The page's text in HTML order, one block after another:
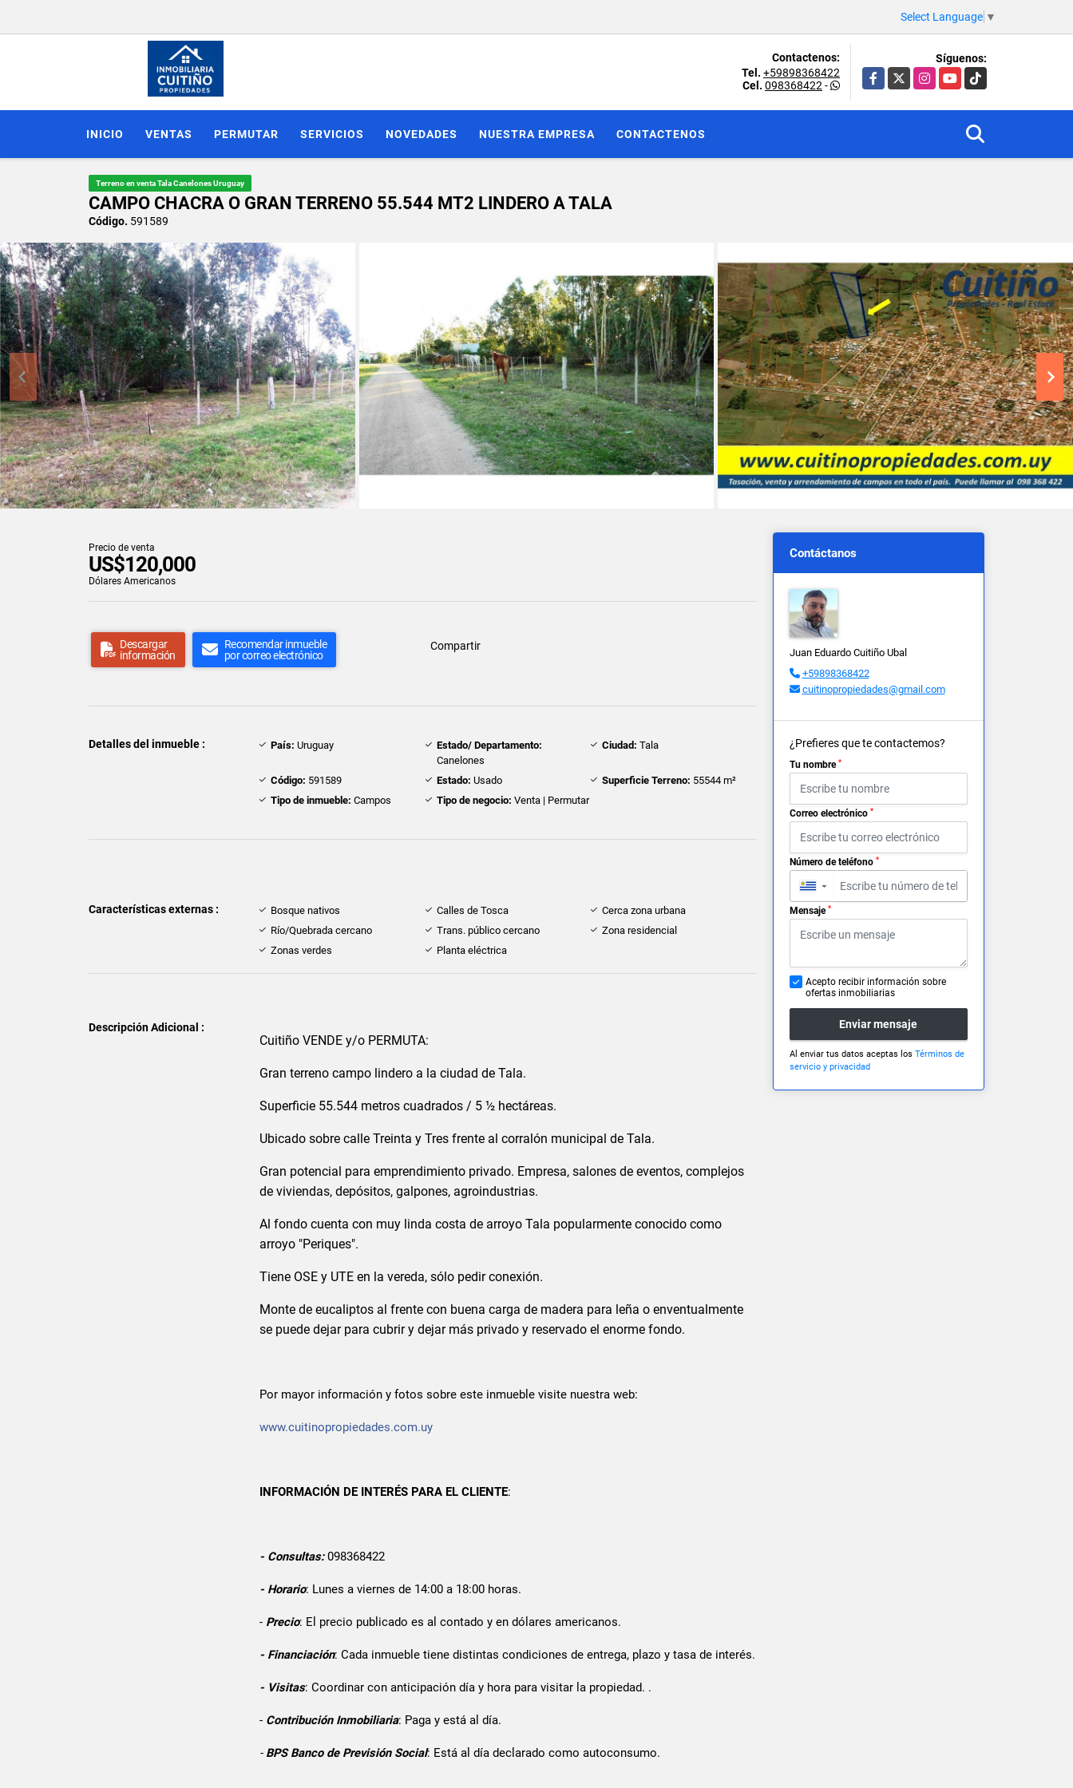
Select Language ▼
Contactenos:
Tel. +59898368422
Cel. 098368422 -
Síguenos:
Facebook
X InstagramYouTubeTikTok
INICIO VENTAS PERMUTAR SERVICIOS NOVEDADES NUESTRA EMPRESA CONTACTENOS
Terreno en venta Tala Canelones Uruguay
CAMPO CHACRA O GRAN TERRENO 55.544 MT2 LINDERO A TALA
Código. 591589
Precio de venta
US$120,000
Dólares Americanos
Descargar
información
Recomendar inmueble
por correo electrónico
Compartir
Detalles del inmueble : País: Uruguay
Estado/ Departamento:
Canelones
Ciudad: Tala
Código: 591589 Estado: Usado Superficie Terreno: 55544 m²
Tipo de inmueble: Campos Tipo de negocio: Venta | Permutar
Características externas : Bosque nativos Calles de Tosca
Cerca zona urbana
Río/Quebrada cercano
Trans. público cercano
Zona residencial
Zonas verdes
Planta eléctrica
Descripción Adicional :
Cuitiño VENDE y/o PERMUTA:
Gran terreno campo lindero a la ciudad de Tala.
Superficie 55.544 metros cuadrados / 5 ½ hectáreas.
Ubicado sobre calle Treinta y Tres frente al corralón municipal de Tala.
Gran potencial para emprendimiento privado. Empresa, salones de eventos, complejos
de viviendas, depósitos, galpones, agroindustrias.
Al fondo cuenta con muy linda costa de arroyo Tala popularmente conocido como
arroyo "Periques".
Tiene OSE y UTE en la vereda, sólo pedir conexión.
Monte de eucaliptos al frente con buena carga de madera para leña o enventualmente
se puede dejar para cubrir y dejar más privado y reservado el enorme fondo.
Por mayor información y fotos sobre este inmueble visite nuestra web:
www.cuitinopropiedades.com.uy
INFORMACIÓN DE INTERÉS PARA EL CLIENTE:
- Consultas:098368422
- Horario: Lunes a viernes de 14:00 a 18:00 horas.
- Precio: El precio publicado es al contado y en dólares americanos.
- Financiación: Cada inmueble tiene distintas condiciones de entrega, plazo y tasa de interés.
- Visitas: Coordinar con anticipación día y hora para visitar la propiedad. .
- Contribución Inmobiliaria: Paga y está al día.
- BPS Banco de Previsión Social: Está al día declarado como autoconsumo.
Contáctanos
Juan Eduardo Cuitiño Ubal
+59898368422
cuitinopropiedades@gmail.com
¿Prefieres que te contactemos?
Tu nombre *
Correo electrónico *
Número de teléfono *
▼
Mensaje *
Acepto recibir información sobre
ofertas inmobiliarias
Enviar mensaje
Al enviar tus datos aceptas los Términos de
servicio y privacidad